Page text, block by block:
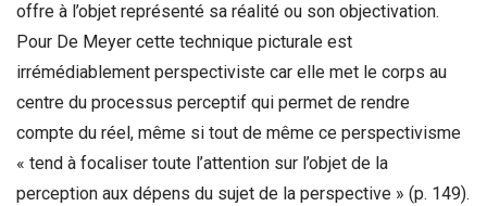
offre à l’objet représenté sa réalité ou son objectivation.
Pour De Meyer cette technique picturale est
irrémédiablement perspectiviste car elle met le corps au
centre du processus perceptif qui permet de rendre
compte du réel, même si tout de même ce perspectivisme
« tend à focaliser toute l’attention sur l’objet de la
perception aux dépens du sujet de la perspective » (p. 149).